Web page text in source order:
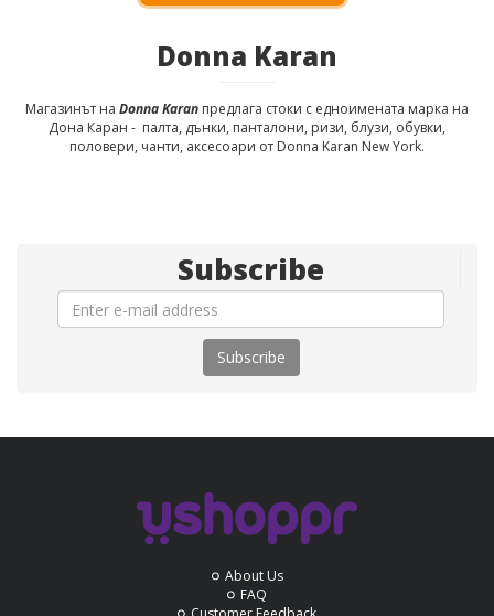
Donna Karan
Магазинът на Donna Karan предлага стоки с едноимената марка на
Дона Каран - палта, дънки, панталони, ризи, блузи, обувки,
половери, чанти, аксесоари от Donna Karan New York.
Subscribe
Subscribe
About Us
FAQ